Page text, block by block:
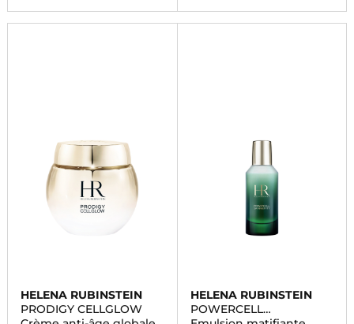
HELENA RUBINSTEIN
PRODIGY CELLGLOW
HELENA RUBINSTEIN
POWERCELL
SKINMUNITY